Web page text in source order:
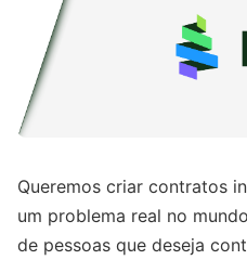
Queremos criar contratos
um problema real no
de pessoas que deseja